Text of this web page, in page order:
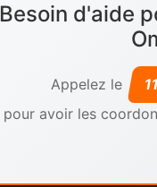
Besoin d'aide
Appelez le
pour avoir les